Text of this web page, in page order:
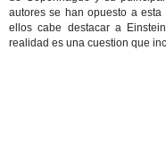
autores se han opuesto a
ellos cabe destacar a
realidad es una cuestion que